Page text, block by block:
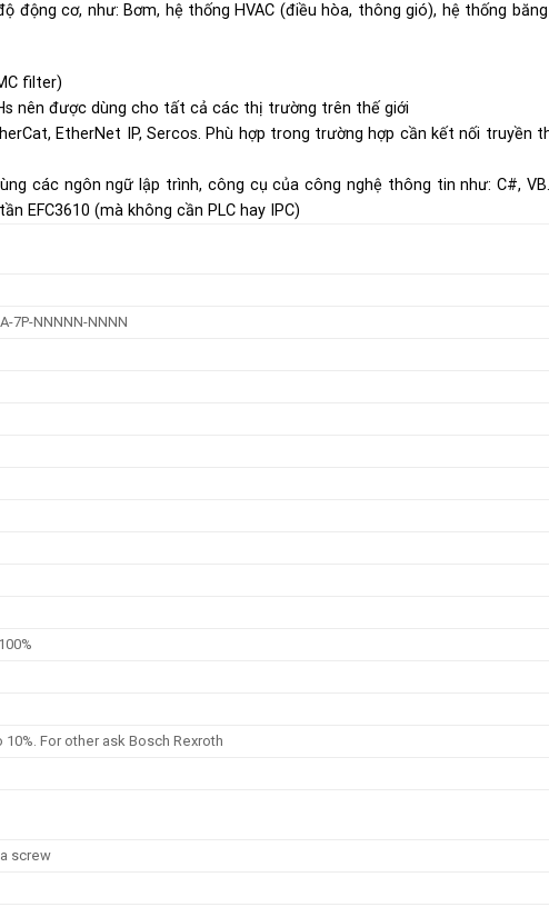
động cơ, như: Bơm, hệ thống HVAC (điều hòa, thông gió), hệ thống
filter)
nên được dùng cho tất cả các thị trường trên thế giới
EtherNet IP, Sercos. Phù hợp trong trường hợp cần kết nối truyền
các ngôn ngữ lập trình, công cụ của công nghệ thông tin như: C#,
EFC3610 (mà không cần PLC hay IPC)
7P-NNNNN-NNNN
10%. For other ask Bosch Rexroth
screw